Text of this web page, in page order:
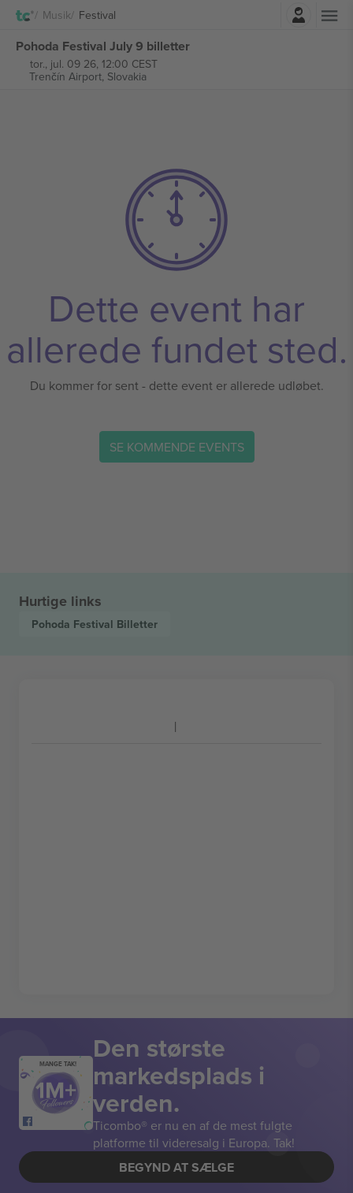
Musik Festival
Pohoda Festival July 9 billetter
tor., jul. 09 26, 12:00 CEST
Trenčín Airport, Slovakia
Dette event har
allerede fundet sted.
Du kommer for sent - dette event er allerede udløbet.
SE KOMMENDE EVENTS
Hurtige links
Pohoda Festival Billetter
MANGE TAK! Den største
markedsplads i
verden.
Ticombo® er nu en af de mest fulgte
platforme til videresalg i Europa. Tak!
BEGYND AT SÆLGE